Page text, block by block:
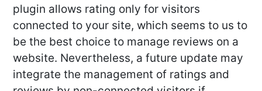
plugin allows rating only for visitors
connected to your site, which seems to us to
be the best choice to manage reviews on a
website. Nevertheless, a future update may
integrate the management of ratings and